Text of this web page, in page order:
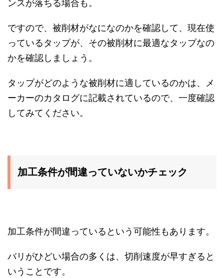
ンスが落ちる場合も。
ですので、被削材がなになのかを確認して、現在使
っているタップが、その被削材に最適なタップなの
かを確認しましょう。
タップがどのような被削材に適しているのかは、メ
ーカーのカタログに記載されているので、一度確認
してみてください。
加工条件が間違っていないかチェック
加工条件が間違っているという可能性もあります。
バリがひどい場合の多くは、切削速度が早すぎると
いうことです。